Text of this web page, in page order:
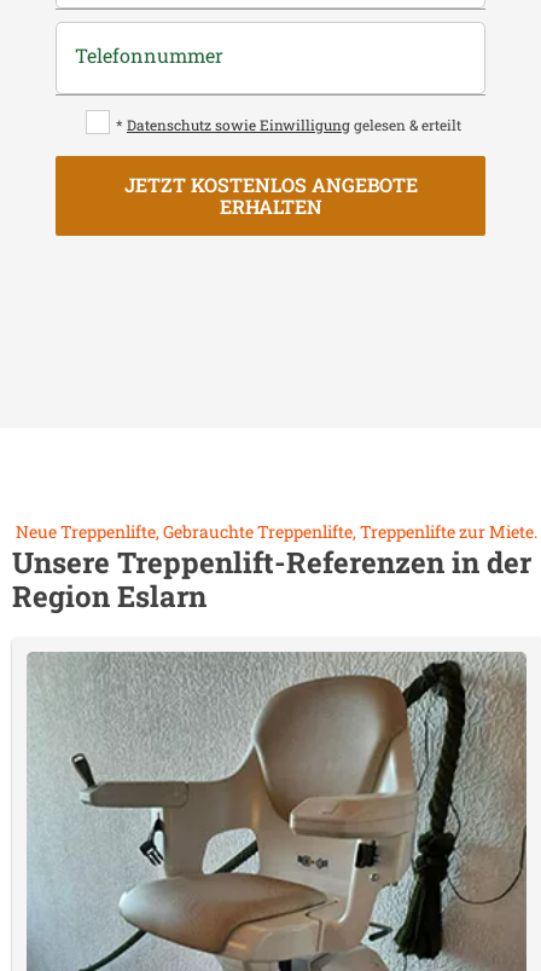
Telefonnummer
* Datenschutz sowie Einwilligung gelesen & erteilt
JETZT KOSTENLOS ANGEBOTE
ERHALTEN
Neue Treppenlifte, Gebrauchte Treppenlifte, Treppenlifte zur Miete.
Unsere Treppenlift-Referenzen in der
RegionEslarn